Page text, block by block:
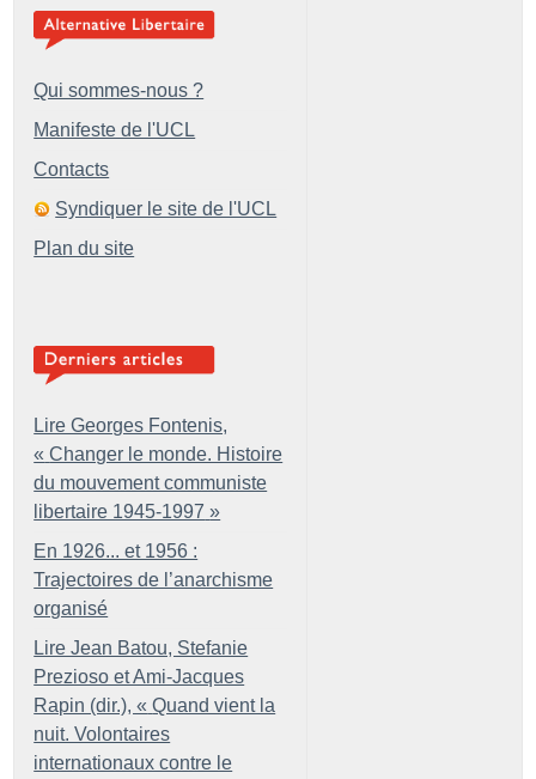
Qui sommes-nous ?
Manifeste de l'UCL
Contacts
Syndiquer le site de l'UCL
Plan du site
Lire Georges Fontenis,
« Changer le monde. Histoire
du mouvement communiste
libertaire 1945-1997 »
En 1926... et 1956 :
Trajectoires de l’anarchisme
organisé
Lire Jean Batou, Stefanie
Prezioso et Ami-Jacques
Rapin (dir.), « Quand vient la
nuit. Volontaires
internationaux contre le